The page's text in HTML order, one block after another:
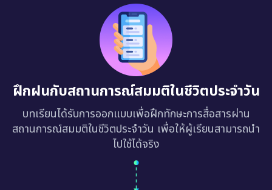
ฝึกฝนกับสถานการณ์สมมติในชีวิตประจำวัน
บทเรียนได้รับการออกแบบเพื่อฝึกทักษะการสื่อสารผ่าน
สถานการณ์สมมติในชีวิตประจำวัน เพื่อให้ผู้เรียนสามารถนำ
ไปใช้ได้จริง